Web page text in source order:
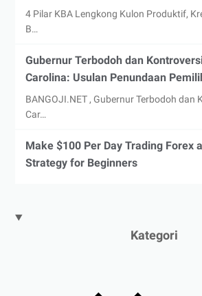
4 Pilar KBA Lengkong Kulon Produktif,
B…
Gubernur Terbodoh dan
Carolina: Usulan Penundaan
BANGOJI.NET , Gubernur Terbodoh dan
Car…
Make $100 Per Day Trading Forex
Strategy for Beginners
Kategori